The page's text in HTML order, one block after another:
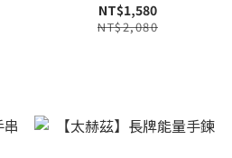
NT$1,580
NT$2,080